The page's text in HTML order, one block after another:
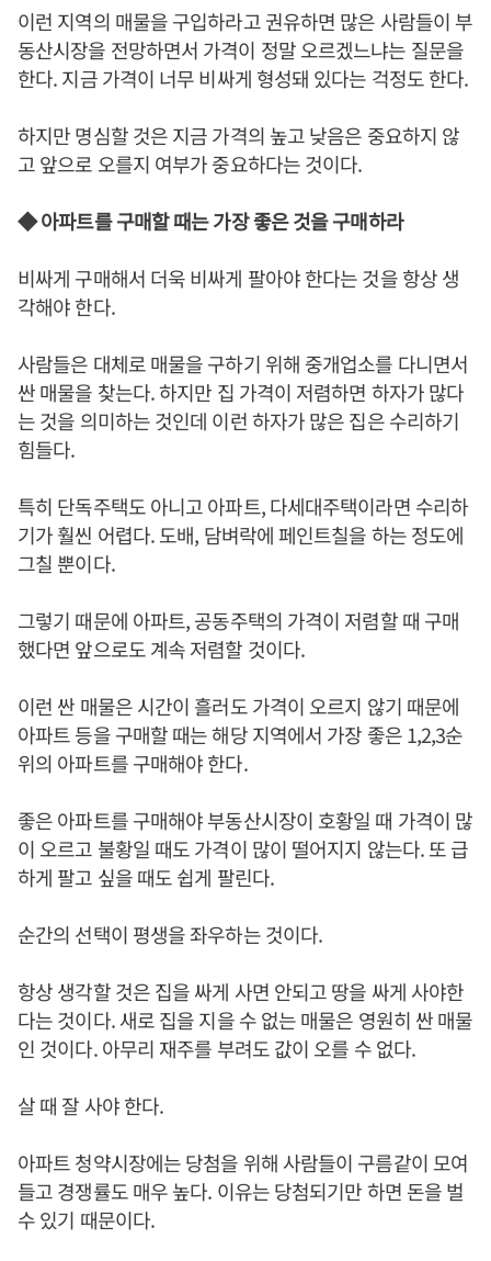
이런 지역의 매물을 구입하라고 권유하면 많은 사람들이 부
동산시장을 전망하면서 가격이 정말 오르겠느냐는 질문을
한다. 지금 가격이 너무 비싸게 형성돼 있다는 걱정도 한다.
하지만 명심할 것은 지금 가격의 높고 낮음은 중요하지 않
고 앞으로 오를지 여부가 중요하다는 것이다.
◆ 아파트를 구매할 때는 가장 좋은 것을 구매하라
비싸게 구매해서 더욱 비싸게 팔아야 한다는 것을 항상 생
각해야 한다.
사람들은 대체로 매물을 구하기 위해 중개업소를 다니면서
싼 매물을 찾는다. 하지만 집 가격이 저렴하면 하자가 많다
는 것을 의미하는 것인데 이런 하자가 많은 집은 수리하기
힘들다.
특히 단독주택도 아니고 아파트, 다세대주택이라면 수리하
기가 훨씬 어렵다. 도배, 담벼락에 페인트칠을 하는 정도에
그칠 뿐이다.
그렇기 때문에 아파트, 공동주택의 가격이 저렴할 때 구매
했다면 앞으로도 계속 저렴할 것이다.
이런 싼 매물은 시간이 흘러도 가격이 오르지 않기 때문에
아파트 등을 구매할 때는 해당 지역에서 가장 좋은 1,2,3순
위의 아파트를 구매해야 한다.
좋은 아파트를 구매해야 부동산시장이 호황일 때 가격이 많
이 오르고 불황일 때도 가격이 많이 떨어지지 않는다. 또 급
하게 팔고 싶을 때도 쉽게 팔린다.
순간의 선택이 평생을 좌우하는 것이다.
항상 생각할 것은 집을 싸게 사면 안되고 땅을 싸게 사야한
다는 것이다. 새로 집을 지을 수 없는 매물은 영원히 싼 매물
인 것이다. 아무리 재주를 부려도 값이 오를 수 없다.
살 때 잘 사야 한다.
아파트 청약시장에는 당첨을 위해 사람들이 구름같이 모여
들고 경쟁률도 매우 높다. 이유는 당첨되기만 하면 돈을 벌
수 있기 때문이다.